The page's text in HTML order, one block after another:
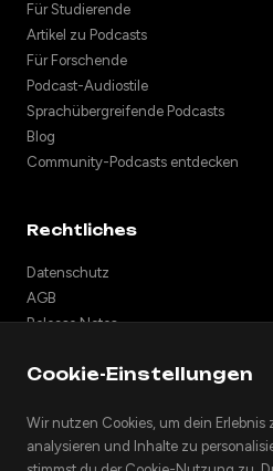
Für Studierende
Artikel zu Podcasts
Für Forschende
Podcast-Audiostile
Sprachübergreifende Podcasts
Blog
Community-Podcasts entdecken
Rechtliches
Datenschutz
AGB
Release Notes
API
Cookie-Einstellungen
Wir nutzen Cookies, um dein
analysieren und Inhalte zu